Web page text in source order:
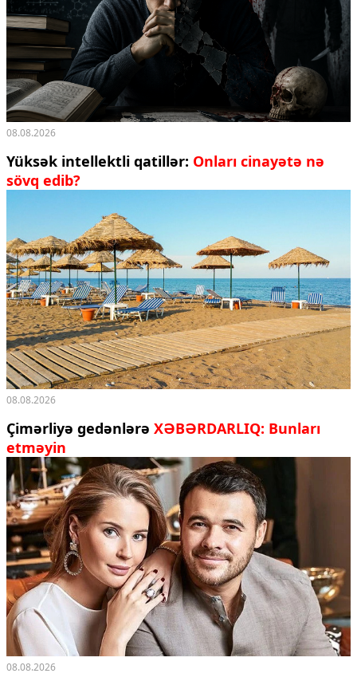
08.08.2026
Yüksək intellektli qatillər: Onları cinayətə nə
sövq edib?
08.08.2026
Çimərliyə gedənlərə XƏBƏRDARLIQ: Bunları
etməyin
08.08.2026